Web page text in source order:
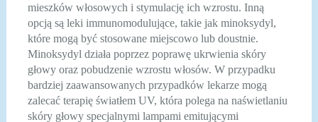
mieszków włosowych i stymulację ich wzrostu. Inną
opcją są leki immunomodulujące, takie jak minoksydyl,
które mogą być stosowane miejscowo lub doustnie.
Minoksydyl działa poprzez poprawę ukrwienia skóry
głowy oraz pobudzenie wzrostu włosów. W przypadku
bardziej zaawansowanych przypadków lekarze mogą
zalecać terapię światłem UV, która polega na naświetlaniu
skóry głowy specjalnymi lampami emitującymi